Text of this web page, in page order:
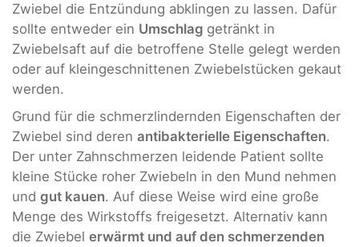
Zwiebel die Entzündung abklingen zu lassen. Dafür
sollte entweder ein Umschlag getränkt in
Zwiebelsaft auf die betroffene Stelle gelegt werden
oder auf kleingeschnittenen Zwiebelstücken gekaut
werden.
Grund für die schmerzlindernden Eigenschaften der
Zwiebel sind deren antibakterielle Eigenschaften.
Der unter Zahnschmerzen leidende Patient sollte
kleine Stücke roher Zwiebeln in den Mund nehmen
und gut kauen. Auf diese Weise wird eine große
Menge des Wirkstoffs freigesetzt. Alternativ kann
die Zwiebel erwärmt und auf den schmerzenden